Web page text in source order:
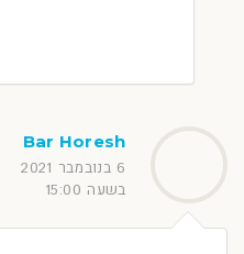
Bar Horesh
6 בנובמבר 2021
בשעה 15:00